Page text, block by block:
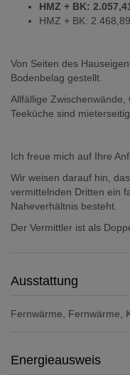
HMZ + BK:
HMZ + BK:
Von Seiten des
Bodenbelag gestellt.
Allfällige Zwischenwände,
Teeküche sind
Ich freue mich auf Ihre
Wir weisen darauf hin,
vermittelnden Dritten ein
Naheverhältnis besteht.
Der Vermittler ist als
Ausstattung
Fernwärme Fernwärme
Energieausweis